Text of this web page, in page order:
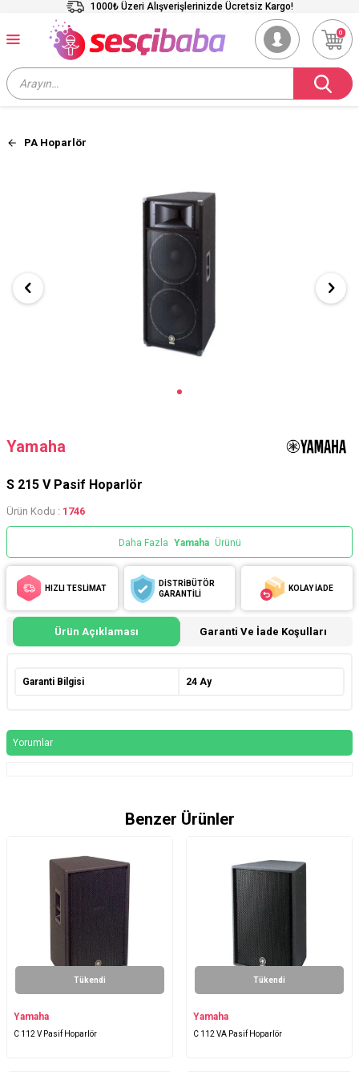
1000₺ Üzeri Alışverişlerinizde Ücretsiz Kargo!
0
PA Hoparlör
Yamaha
S 215 V Pasif Hoparlör
Ürün Kodu : 1746
Daha Fazla Yamaha Ürünü
HIZLI TESLİMAT
DİSTRİBÜTÖR
GARANTİLİ
KOLAY İADE
Ürün Açıklaması Garanti Ve İade Koşulları
Garanti Bilgisi 24 Ay
Yorumlar
Benzer Ürünler
Tükendi
Yamaha
C 112 V Pasif Hoparlör
Tükendi
Yamaha
C 112 VA Pasif Hoparlör